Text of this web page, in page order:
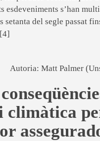
esdeveniments s’han
setanta del segle passat
Autoria: Matt Palmer
climàtica